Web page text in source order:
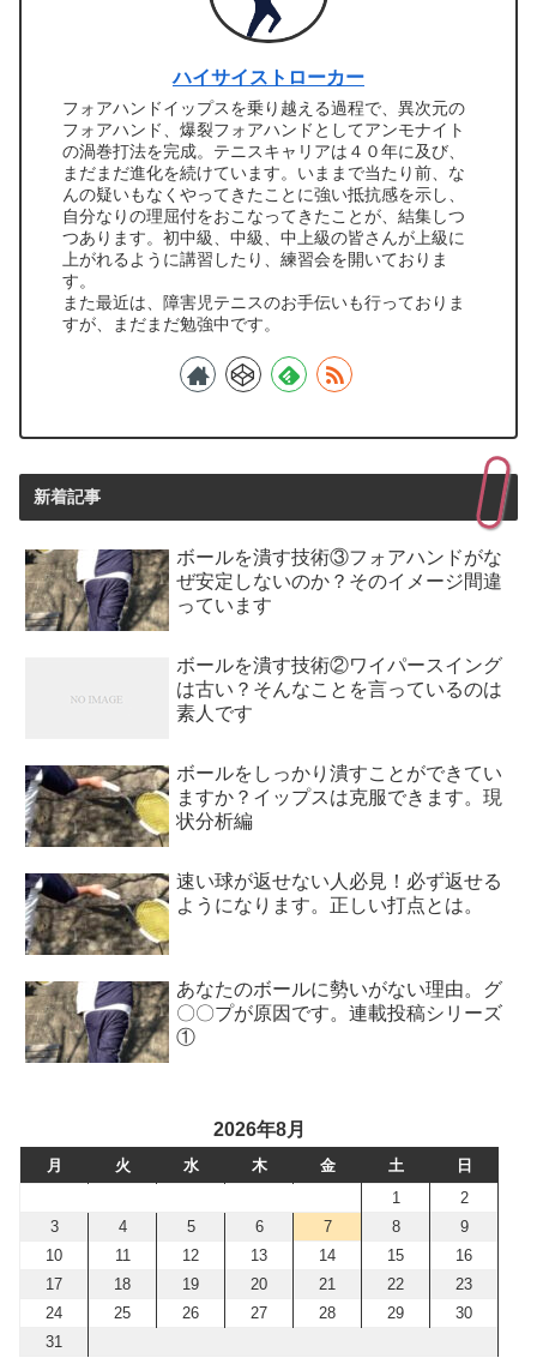
ハイサイストローカー
フォアハンドイップスを乗り越える過程で、異次元の
フォアハンド、爆裂フォアハンドとしてアンモナイト
の渦巻打法を完成。テニスキャリアは４０年に及び、
まだまだ進化を続けています。いままで当たり前、な
んの疑いもなくやってきたことに強い抵抗感を示し、
自分なりの理屈付をおこなってきたことが、結集しつ
つあります。初中級、中級、中上級の皆さんが上級に
上がれるように講習したり、練習会を開いておりま
す。
また最近は、障害児テニスのお手伝いも行っておりま
すが、まだまだ勉強中です。
新着記事
ボールを潰す技術③フォアハンドがな
ぜ安定しないのか？そのイメージ間違
っています
ボールを潰す技術②ワイパースイング
は古い？そんなことを言っているのは
素人です
ボールをしっかり潰すことができてい
ますか？イップスは克服できます。現
状分析編
速い球が返せない人必見！必ず返せる
ようになります。正しい打点とは。
あなたのボールに勢いがない理由。グ
〇〇プが原因です。連載投稿シリーズ
①
2026年8月
月 火 水 木 金 土
日
1
2
3
4 5 6 7 8
9
10
11 12 13 14 15
16
17
18 19 20 21 22
23
24
25 26 27 28 29
30
31